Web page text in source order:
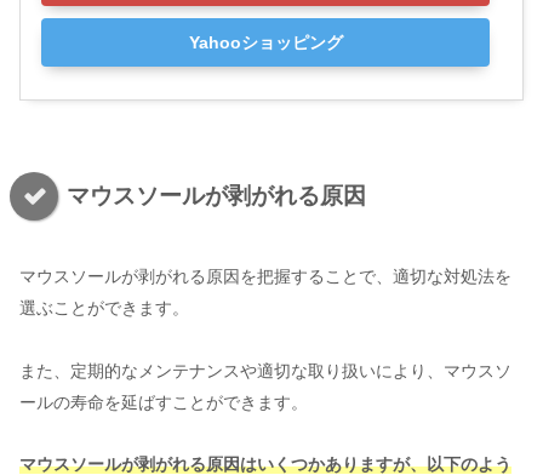
Yahooショッピング
マウスソールが剥がれる原因
マウスソールが剥がれる原因を把握することで、適切な対処法を
選ぶことができます。
また、定期的なメンテナンスや適切な取り扱いにより、マウスソ
ールの寿命を延ばすことができます。
マウスソールが剥がれる原因はいくつかありますが、以下のよう